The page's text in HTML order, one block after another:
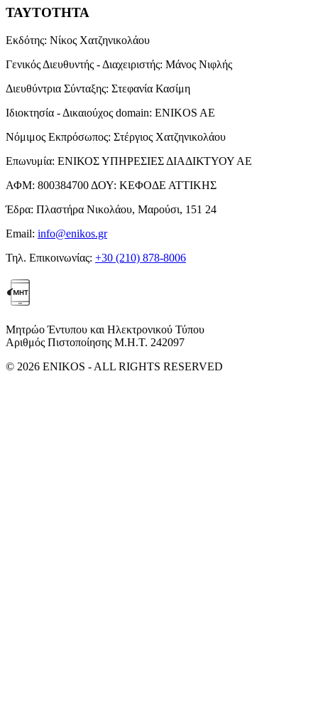
ΤΑΥΤΟΤΗΤΑ
Εκδότης: Νίκος Χατζηνικολάου
Γενικός Διευθυντής - Διαχειριστής: Μάνος Νιφλής
Διευθύντρια Σύνταξης: Στεφανία Κασίμη
Ιδιοκτησία - Δικαιούχος domain: ENIKOS AE
Νόμιμος Εκπρόσωπος: Στέργιος Χατζηνικολάου
Επωνυμία: ΕΝΙΚΟΣ ΥΠΗΡΕΣΙΕΣ ΔΙΑΔΙΚΤΥΟΥ ΑΕ
ΑΦΜ: 800384700 ΔΟΥ: ΚΕΦΟΔΕ ΑΤΤΙΚΗΣ
Έδρα: Πλαστήρα Νικολάου, Μαρούσι, 151 24
Email: info@enikos.gr
Τηλ. Επικοινωνίας: +30 (210) 878-8006
Μητρώο Έντυπου και Ηλεκτρονικού Τύπου
Αριθμός Πιστοποίησης Μ.Η.Τ. 242097
© 2026 ENIKOS - ALL RIGHTS RESERVED